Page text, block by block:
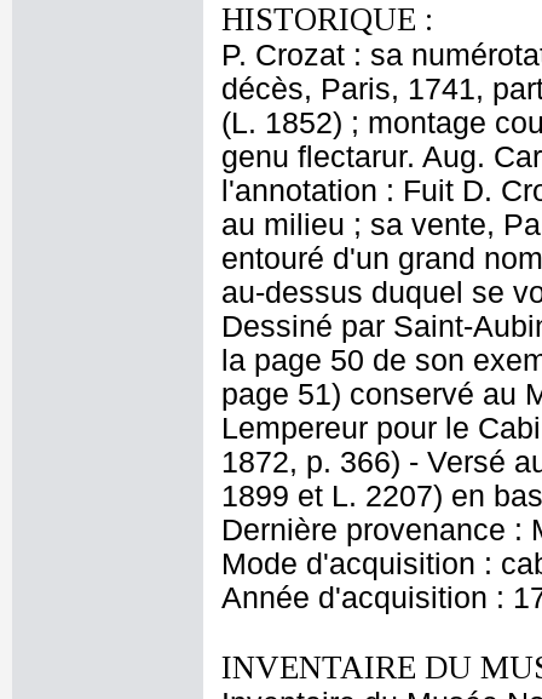
HISTORIQUE :
P. Crozat : sa
décès, Paris, 1741,
(L. 1852) ; montage
genu flectarur. Aug.
l'annotation : Fuit D.
au milieu ; sa vente,
entouré d'un grand
au-dessus duquel se
Dessiné par Saint-
la page 50 de son
page 51) conservé au
Lempereur pour le
1872, p. 366) - Versé
1899 et L. 2207) en
Dernière provenance :
Mode d'acquisition :
Année d'acquisition :
INVENTAIRE DU